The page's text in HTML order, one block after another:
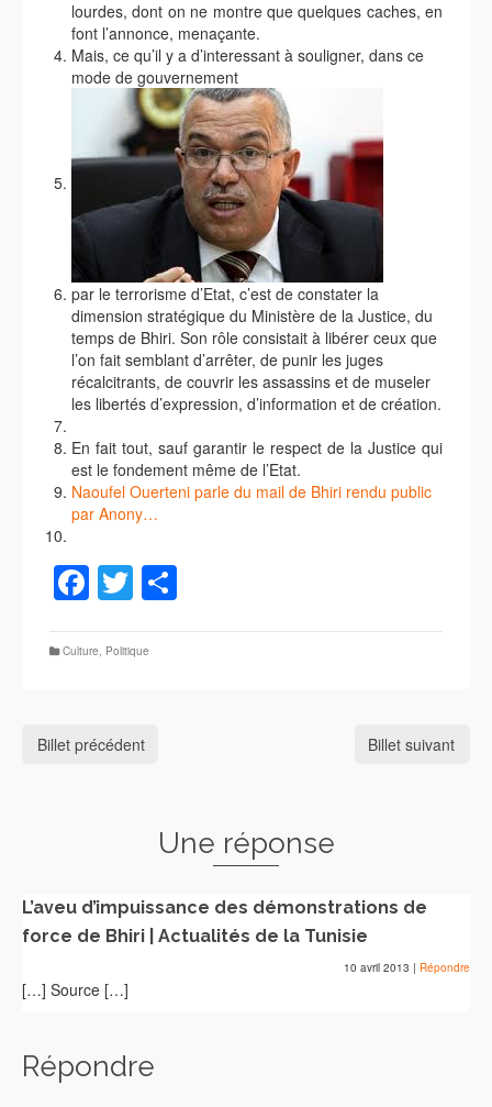
lourdes, dont on ne montre que quelques caches, en
font l’annonce, menaçante.
Mais, ce qu’il y a d’interessant à souligner, dans ce
mode de gouvernement
par le terrorisme d’Etat, c’est de constater la
dimension stratégique du Ministère de la Justice, du
temps de Bhiri. Son rôle consistait à libérer ceux que
l’on fait semblant d’arrêter, de punir les juges
récalcitrants, de couvrir les assassins et de museler
les libertés d’expression, d’information et de création.
En fait tout, sauf garantir le respect de la Justice qui
est le fondement même de l’Etat.
Naoufel Ouerteni parle du mail de Bhiri rendu public
par Anony…
Facebook
Twitter
Culture, Politique
Billet précédent Billet suivant
Une réponse
L’aveu d’impuissance des démonstrations de
force de Bhiri | Actualités de la Tunisie
10 avril 2013 | Répondre
[…] Source […]
Répondre